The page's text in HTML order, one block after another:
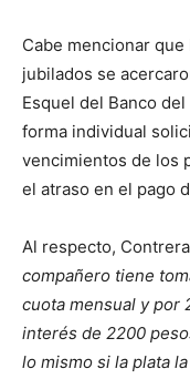
Cabe mencionar
jubilados se
Esquel del Banco
forma individual
vencimientos de los
el atraso en el pago
Al respecto,
compañero tiene
cuota mensual y por
interés de 2200
lo mismo si la plata